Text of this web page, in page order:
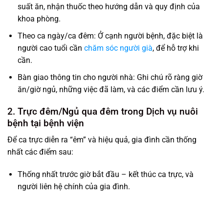
suất ăn, nhận thuốc theo hướng dẫn và quy định của
khoa phòng.
Theo ca ngày/ca đêm: Ở cạnh người bệnh, đặc biệt là
người cao tuổi cần chăm sóc người già, để hỗ trợ khi
cần.
Bàn giao thông tin cho người nhà: Ghi chú rõ ràng giờ
ăn/giờ ngủ, những việc đã làm, và các điểm cần lưu ý.
2. Trực đêm/Ngủ qua đêm trong Dịch vụ nuôi
bệnh tại bệnh viện
Để ca trực diễn ra “êm” và hiệu quả, gia đình cần thống
nhất các điểm sau:
Thống nhất trước giờ bắt đầu – kết thúc ca trực, và
người liên hệ chính của gia đình.